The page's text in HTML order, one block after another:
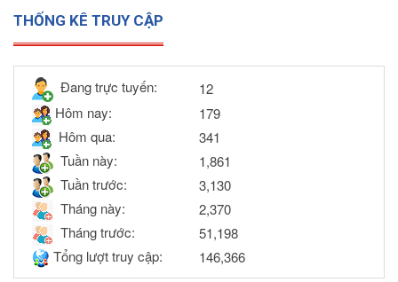
THỐNG KÊ TRUY CẬP
Đang trực tuyến:
12
Hôm nay:
179
Hôm qua:
341
Tuần này:
1,861
Tuần trước:
3,130
Tháng này:
2,370
Tháng trước:
51,198
Tổng lượt truy cập:
146,366